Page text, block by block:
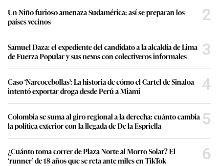
Un Niño furioso amenaza Sudamérica: así se preparan los
países vecinos
2
Samuel Daza: el expediente del candidato a la alcaldía de Lima
de Fuerza Popular y sus nexos con colectiveros informales
3
Caso ‘Narcocebollas’: La historia de cómo el Cartel de Sinaloa
intentó exportar droga desde Perú a Miami
4
Colombia se suma al giro regional a la derecha: cuánto cambia
la política exterior con la llegada de De la Espriella
5
¿Cuánto toma correr de Plaza Norte al Morro Solar? El
‘runner’ de 18 años que se reta ante miles en TikTok
6